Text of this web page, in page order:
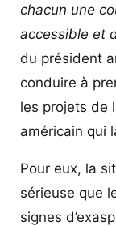
chacun une
accessible et
du président
conduire à
les projets de
américain qui
Pour eux, la
sérieuse que
signes